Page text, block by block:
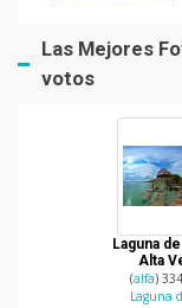
Las Mejores
votos
Laguna
Alta
(alfa)
Laguna